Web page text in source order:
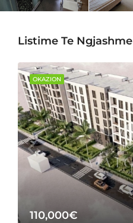
Listime Te Ngjashme
OKAZION
110,000€